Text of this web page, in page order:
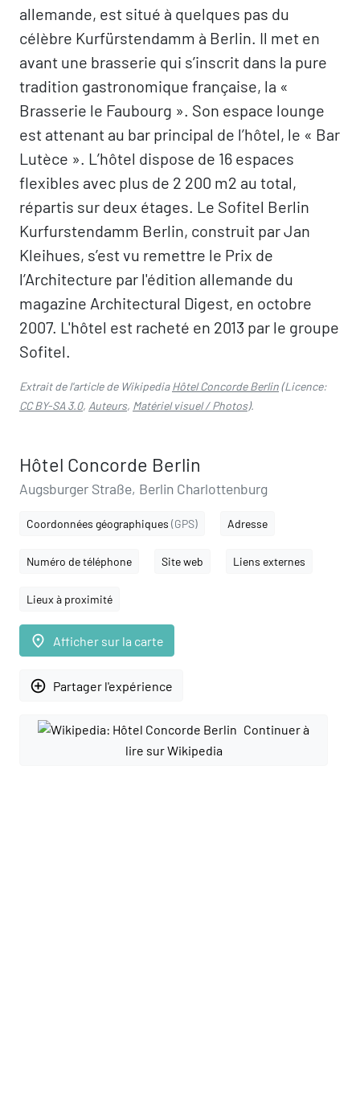
allemande, est situé à quelques pas du
célèbre Kurfürstendamm à Berlin. Il met en
avant une brasserie qui s’inscrit dans la pure
tradition gastronomique française, la «
Brasserie le Faubourg ». Son espace lounge
est attenant au bar principal de l’hôtel, le « Bar
Lutèce ». L’hôtel dispose de 16 espaces
flexibles avec plus de 2 200 m2 au total,
répartis sur deux étages. Le Sofitel Berlin
Kurfurstendamm Berlin, construit par Jan
Kleihues, s’est vu remettre le Prix de
l’Architecture par l'édition allemande du
magazine Architectural Digest, en octobre
2007. L'hôtel est racheté en 2013 par le groupe
Sofitel.
Extrait de l'article de WikipediaHôtel Concorde Berlin(Licence:
CC BY-SA 3.0, Auteurs, Matériel visuel / Photos).
Hôtel Concorde Berlin
Augsburger Straße, Berlin Charlottenburg
Coordonnées géographiques (GPS) Adresse
Numéro de téléphone Site web Liens externes
Lieux à proximité
place Afficher sur la carte
add_circle_outline Partager l'expérience
Continuer à
lire sur Wikipedia